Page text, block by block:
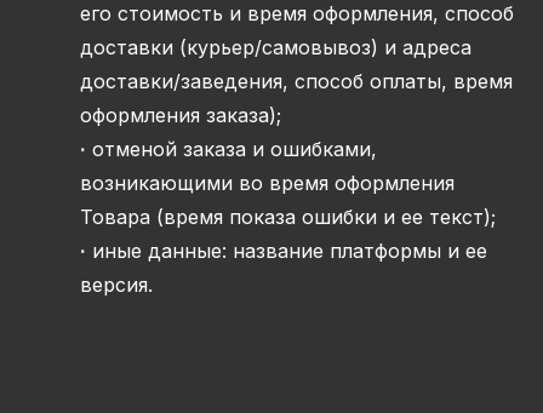
его стоимость и время оформления, способ
доставки (курьер/самовывоз) и адреса
доставки/заведения, способ оплаты, время
оформления заказа);
· отменой заказа и ошибками,
возникающими во время оформления
Товара (время показа ошибки и ее текст);
· иные данные: название платформы и ее
версия.